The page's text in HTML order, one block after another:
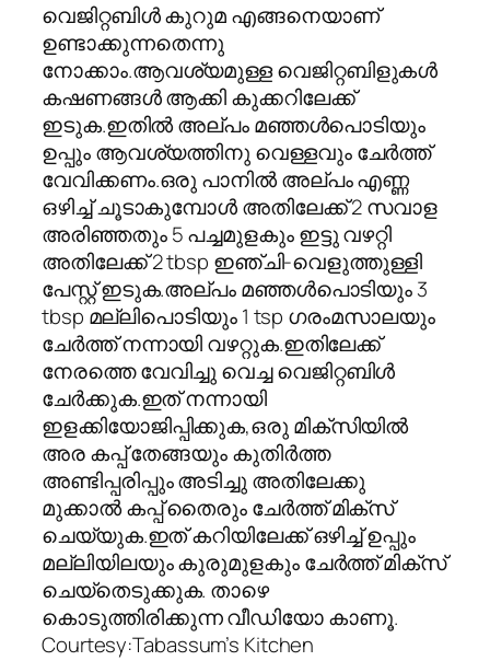
വെജിറ്റബിള്‍ കുറുമ എങ്ങനെയാണ്
ഉണ്ടാക്കുന്നതെന്നു
നോക്കാം.ആവശ്യമുള്ള വെജിറ്റബിളുകള്‍
കഷണങ്ങള്‍ ആക്കി കുക്കറിലേക്ക്
ഇടുക.ഇതില്‍ അല്പം മഞ്ഞള്‍പൊടിയും
ഉപ്പും ആവശ്യത്തിനു വെള്ളവും ചേര്‍ത്ത്
വേവിക്കണം.ഒരു പാനില്‍ അല്പം എണ്ണ
ഒഴിച്ച് ചൂടാകുമ്പോള്‍ അതിലേക്ക് 2 സവാള
അരിഞ്ഞതും 5 പച്ചമുളകും ഇട്ടു വഴറ്റി
അതിലേക്ക് 2 tbsp ഇഞ്ചി-വെളുത്തുള്ളി
പേസ്റ്റ് ഇടുക.അല്പം മഞ്ഞള്‍പൊടിയും 3
tbsp മല്ലിപൊടിയും 1 tsp ഗരംമസാലയും
ചേര്‍ത്ത് നന്നായി വഴറ്റുക.ഇതിലേക്ക്
നേരത്തെ വേവിച്ചു വെച്ച വെജിറ്റബിള്‍
ചേര്‍ക്കുക.ഇത് നന്നായി
ഇളക്കിയോജിപ്പിക്കുക,ഒരു മിക്സിയില്‍
അര കപ്പ് തേങ്ങയും കുതിര്‍ത്ത
അണ്ടിപ്പരിപ്പും അടിച്ചു അതിലേക്കു
മുക്കാല്‍ കപ്പ് തൈരും ചേര്‍ത്ത് മിക്സ്‌
ചെയ്യുക.ഇത് കറിയിലേക്ക് ഒഴിച്ച് ഉപ്പും
മല്ലിയിലയും കുരുമുളകും ചേര്‍ത്ത് മിക്സ്‌
ചെയ്തെടുക്കുക. താഴെ
കൊടുത്തിരിക്കുന്ന വീഡിയോ കാണൂ.
Courtesy:Tabassum’s Kitchen